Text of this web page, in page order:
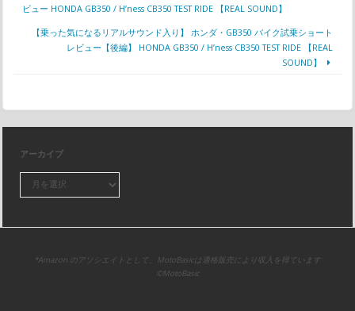
ビュー HONDA GB350 / H’ness CB350 TEST RIDE 【REAL SOUND】
【乗った気になるリアルサウンド入り】 ホンダ・GB350 バイク試乗ショート
レビュー【後編】 HONDA GB350 / H’ness CB350 TEST RIDE 【REAL
SOUND】
アーカイブ
*Amazon のアソシエイトとして、MotoBasicは適格販売により収入を得ています
©MotoBasic